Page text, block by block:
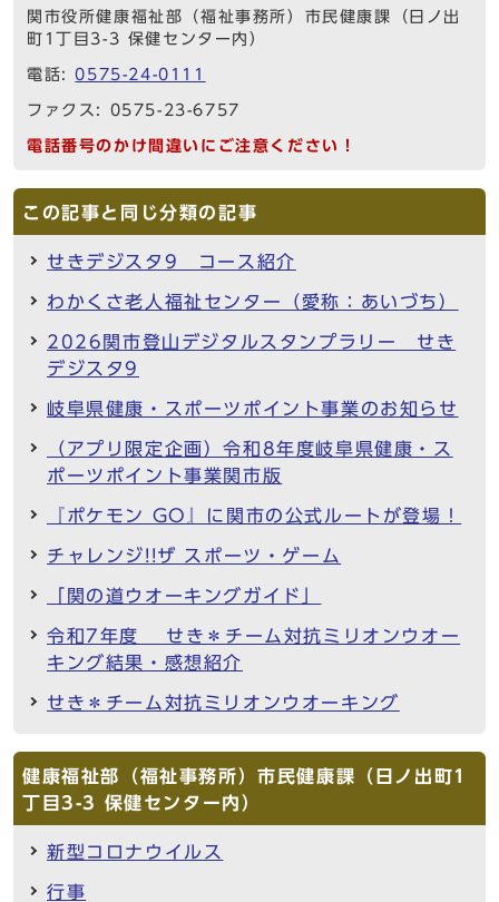
関市役所健康福祉部（福祉事務所）市民健康課（日ノ出
町1丁目3-3 保健センター内）
電話:0575-24-0111
ファクス: 0575-23-6757
電話番号のかけ間違いにご注意ください！
この記事と同じ分類の記事
せきデジスタ9 コース紹介
わかくさ老人福祉センター（愛称：あいづち）
2026関市登山デジタルスタンプラリー せき
デジスタ9
岐阜県健康・スポーツポイント事業のお知らせ
（アプリ限定企画）令和8年度岐阜県健康・ス
ポーツポイント事業関市版
『ポケモン GO』に関市の公式ルートが登場！
チャレンジ!!ザ スポーツ・ゲーム
「関の道ウオーキングガイド」
令和7年度 せき＊チーム対抗ミリオンウオー
キング結果・感想紹介
せき＊チーム対抗ミリオンウオーキング
健康福祉部（福祉事務所）市民健康課（日ノ出町1
丁目3-3 保健センター内）
新型コロナウイルス
行事